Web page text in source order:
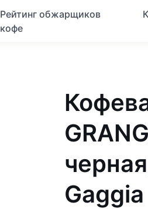
Рейтинг обжарщиков
кофе
Gaggia